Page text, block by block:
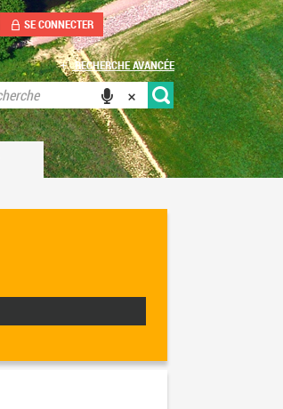
SE CONNECTER
RECHERCHE AVANCÉE